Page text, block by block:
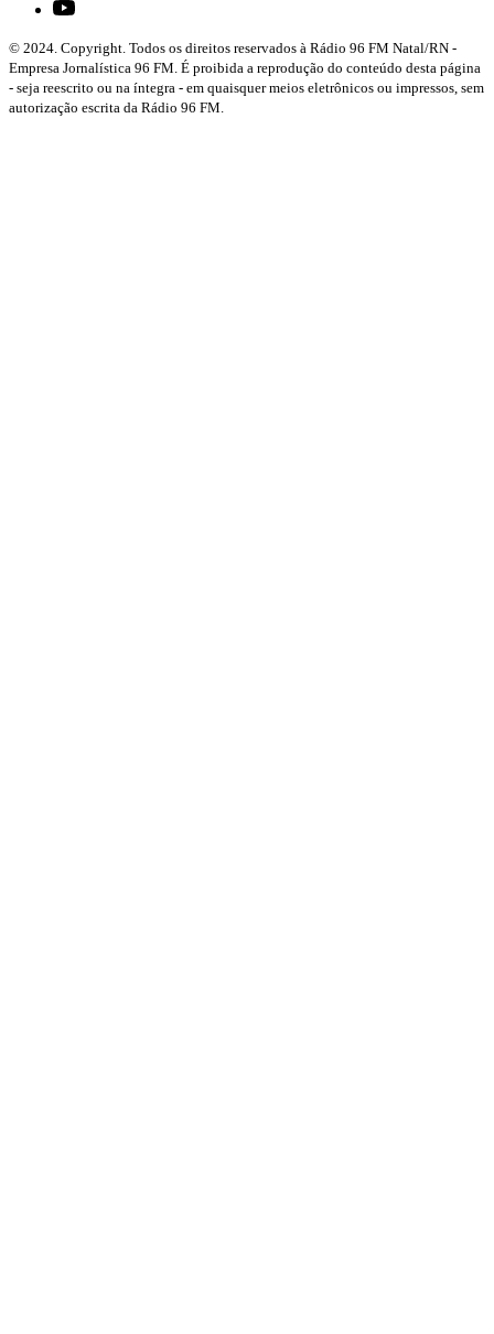
© 2024. Copyright. Todos os direitos reservados à Rádio 96 FM Natal/RN -
Empresa Jornalística 96 FM. É proibida a reprodução do conteúdo desta página
- seja reescrito ou na íntegra - em quaisquer meios eletrônicos ou impressos, sem
autorização escrita da Rádio 96 FM.